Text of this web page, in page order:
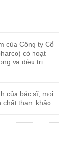
của Công ty Cổ
có hoạt
và điều trị
của bác sĩ, mọi
tham khảo.